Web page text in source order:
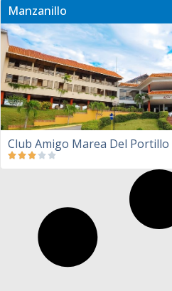
Manzanillo
Club Amigo Marea Del Portillo